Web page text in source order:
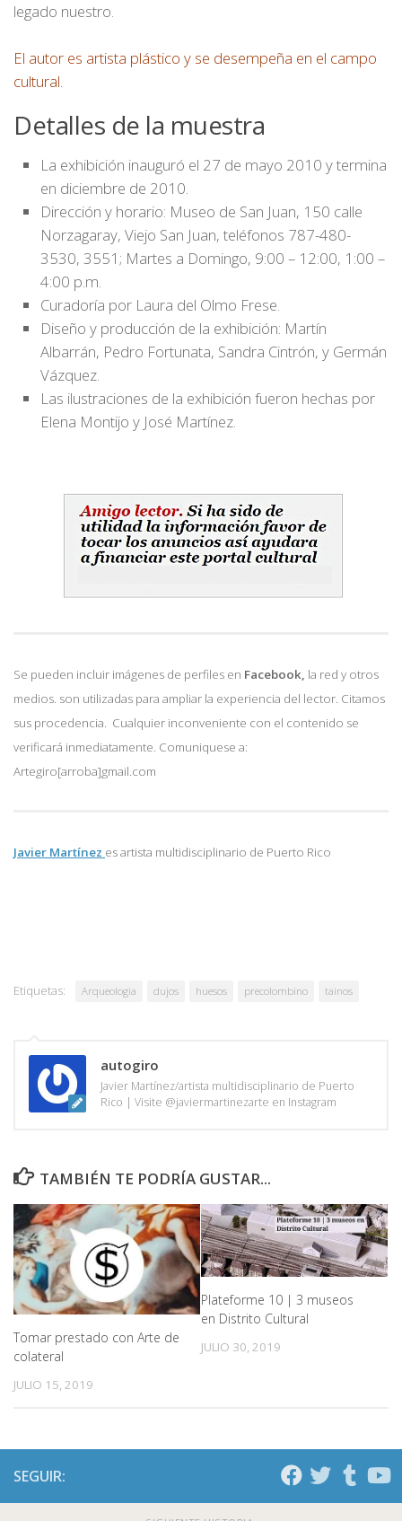
legado nuestro.
El autor es artista plástico y se desempeña en el campo
cultural.
Detalles de la muestra
La exhibición inauguró el 27 de mayo 2010 y termina
en diciembre de 2010.
Dirección y horario: Museo de San Juan, 150 calle
Norzagaray, Viejo San Juan, teléfonos 787-480-
3530, 3551; Martes a Domingo, 9:00 – 12:00, 1:00 –
4:00 p.m.
Curadoría por Laura del Olmo Frese.
Diseño y producción de la exhibición: Martín
Albarrán, Pedro Fortunata, Sandra Cintrón, y Germán
Vázquez.
Las ilustraciones de la exhibición fueron hechas por
Elena Montijo y José Martínez.
Se pueden incluir imágenes de perfiles en Facebook, la red y otros
medios. son utilizadas para ampliar la experiencia del lector. Citamos
sus procedencia. Cualquier inconveniente con el contenido se
verificará inmediatamente. Comuniquese a:
Artegiro[arroba]gmail.com
Javier Martínez es artista multidisciplinario de Puerto Rico
Etiquetas: Arqueologia dujos huesos precolombino tainos
autogiro
Javier Martínez/artista multidisciplinario de Puerto
Rico | Visite @javiermartinezarte en Instagram
TAMBIÉN TE PODRÍA GUSTAR...
Tomar prestado con Arte de
colateral
JULIO 15, 2019
Plateforme 10 | 3 museos
en Distrito Cultural
JULIO 30, 2019
SEGUIR: